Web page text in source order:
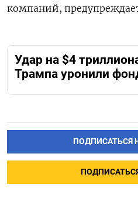
компаний,
Удар на $4
Трампа уронили
ПОДПИСАТЬСЯ
ПОДПИСАТЬСЯ